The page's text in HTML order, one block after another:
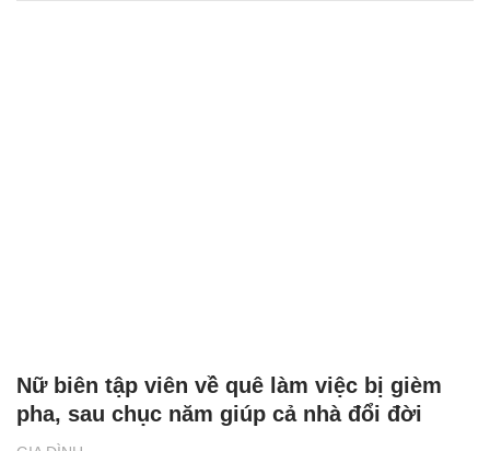
Nữ biên tập viên về quê làm việc bị gièm
pha, sau chục năm giúp cả nhà đổi đời